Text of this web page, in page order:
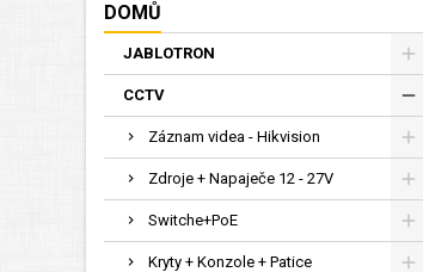
DOMŮ
JABLOTRON
CCTV
Záznam videa - Hikvision
Zdroje + Napaječe 12 - 27V
Switche+PoE
Kryty + Konzole + Patice